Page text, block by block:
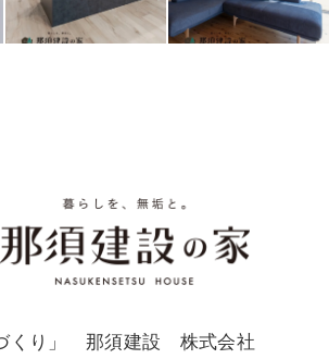
づくり」 那須建設 株式会社